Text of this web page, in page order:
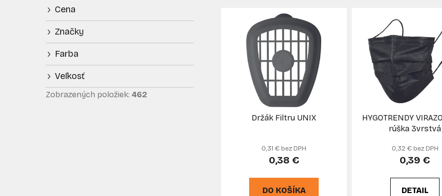
Cena
Značky
Farba
Veľkosť
Zobrazených položiek: 462
Držák Filtru UNIX
0,31 € bez DPH
0,38 €
DO KOŠÍKA
HYGOTRENDY
rúška 3vrstvá
0,32 € bez DPH
0,39 €
DETAIL